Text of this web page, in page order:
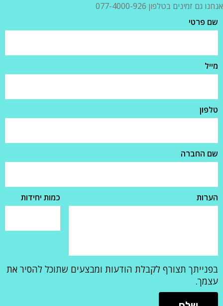
אנחנו גם זמינים בטלפון 077-4000-926
שם פרטי
מייל
טלפון
שם החברה
הערות כמות יחידות
בפנייתך תצורף לקבלת הודעות ומבצעים שתוכל להסיר את
עצמך.